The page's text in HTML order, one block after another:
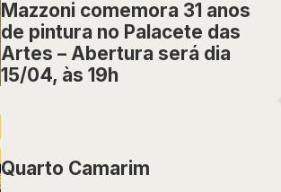
Mazzoni comemora 31 anos
de pintura no Palacete das
Artes – Abertura será dia
15/04, às 19h
Quarto Camarim